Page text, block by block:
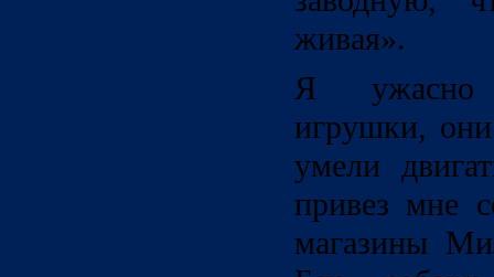
живая».
Я ужасно
игрушки,
умели
привез мне
магазины